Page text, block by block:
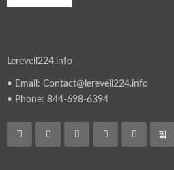
Lereveil224.info
• Email: Contact@lereveil224.info
• Phone: 844-698-6394